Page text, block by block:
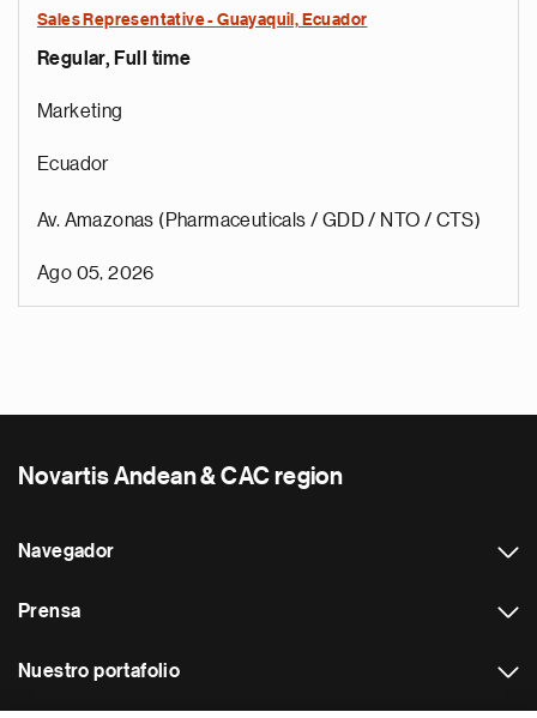
Sales Representative - Guayaquil, Ecuador
Regular, Full time
Marketing
Ecuador
Av. Amazonas (Pharmaceuticals / GDD / NTO / CTS)
Ago 05, 2026
Novartis Andean & CAC region
Navegador
Prensa
Nuestro portafolio